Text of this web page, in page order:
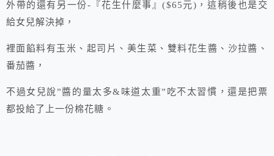
外帶的還有另一份-『花生什麼事』($65元)，這稍後也是交
給女兒解決掉，
裡面餡料有玉米、起司片、美生菜、雙料花生醬、沙拉醬、
番茄醬，
不過女兒說”醬的量太多&味道太重”吃不太習慣，還是把票
都投給了上一份棉花糖。